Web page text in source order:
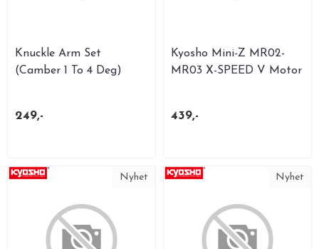
Knuckle Arm Set
(Camber 1 To 4 Deg)
249,-
Kyosho Mini-Z MR02-
MR03 X-SPEED V Motor
439,-
Nyhet Nyhet